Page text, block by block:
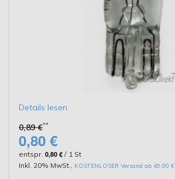
Details lesen
0,89 €**
0,80 €
entspr. 0,80 € / 1 St
Inkl. 20% MwSt.
KOSTENLOSER Versand ab 49,00 €